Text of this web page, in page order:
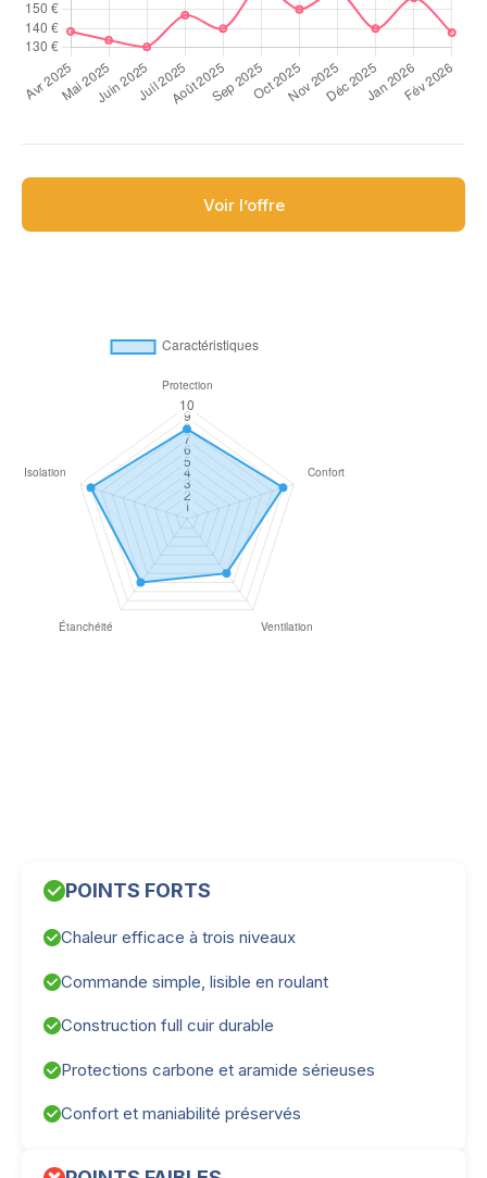
Voir l’offre
POINTS FORTS
Chaleur efficace à trois niveaux
Commande simple, lisible en roulant
Construction full cuir durable
Protections carbone et aramide sérieuses
Confort et maniabilité préservés